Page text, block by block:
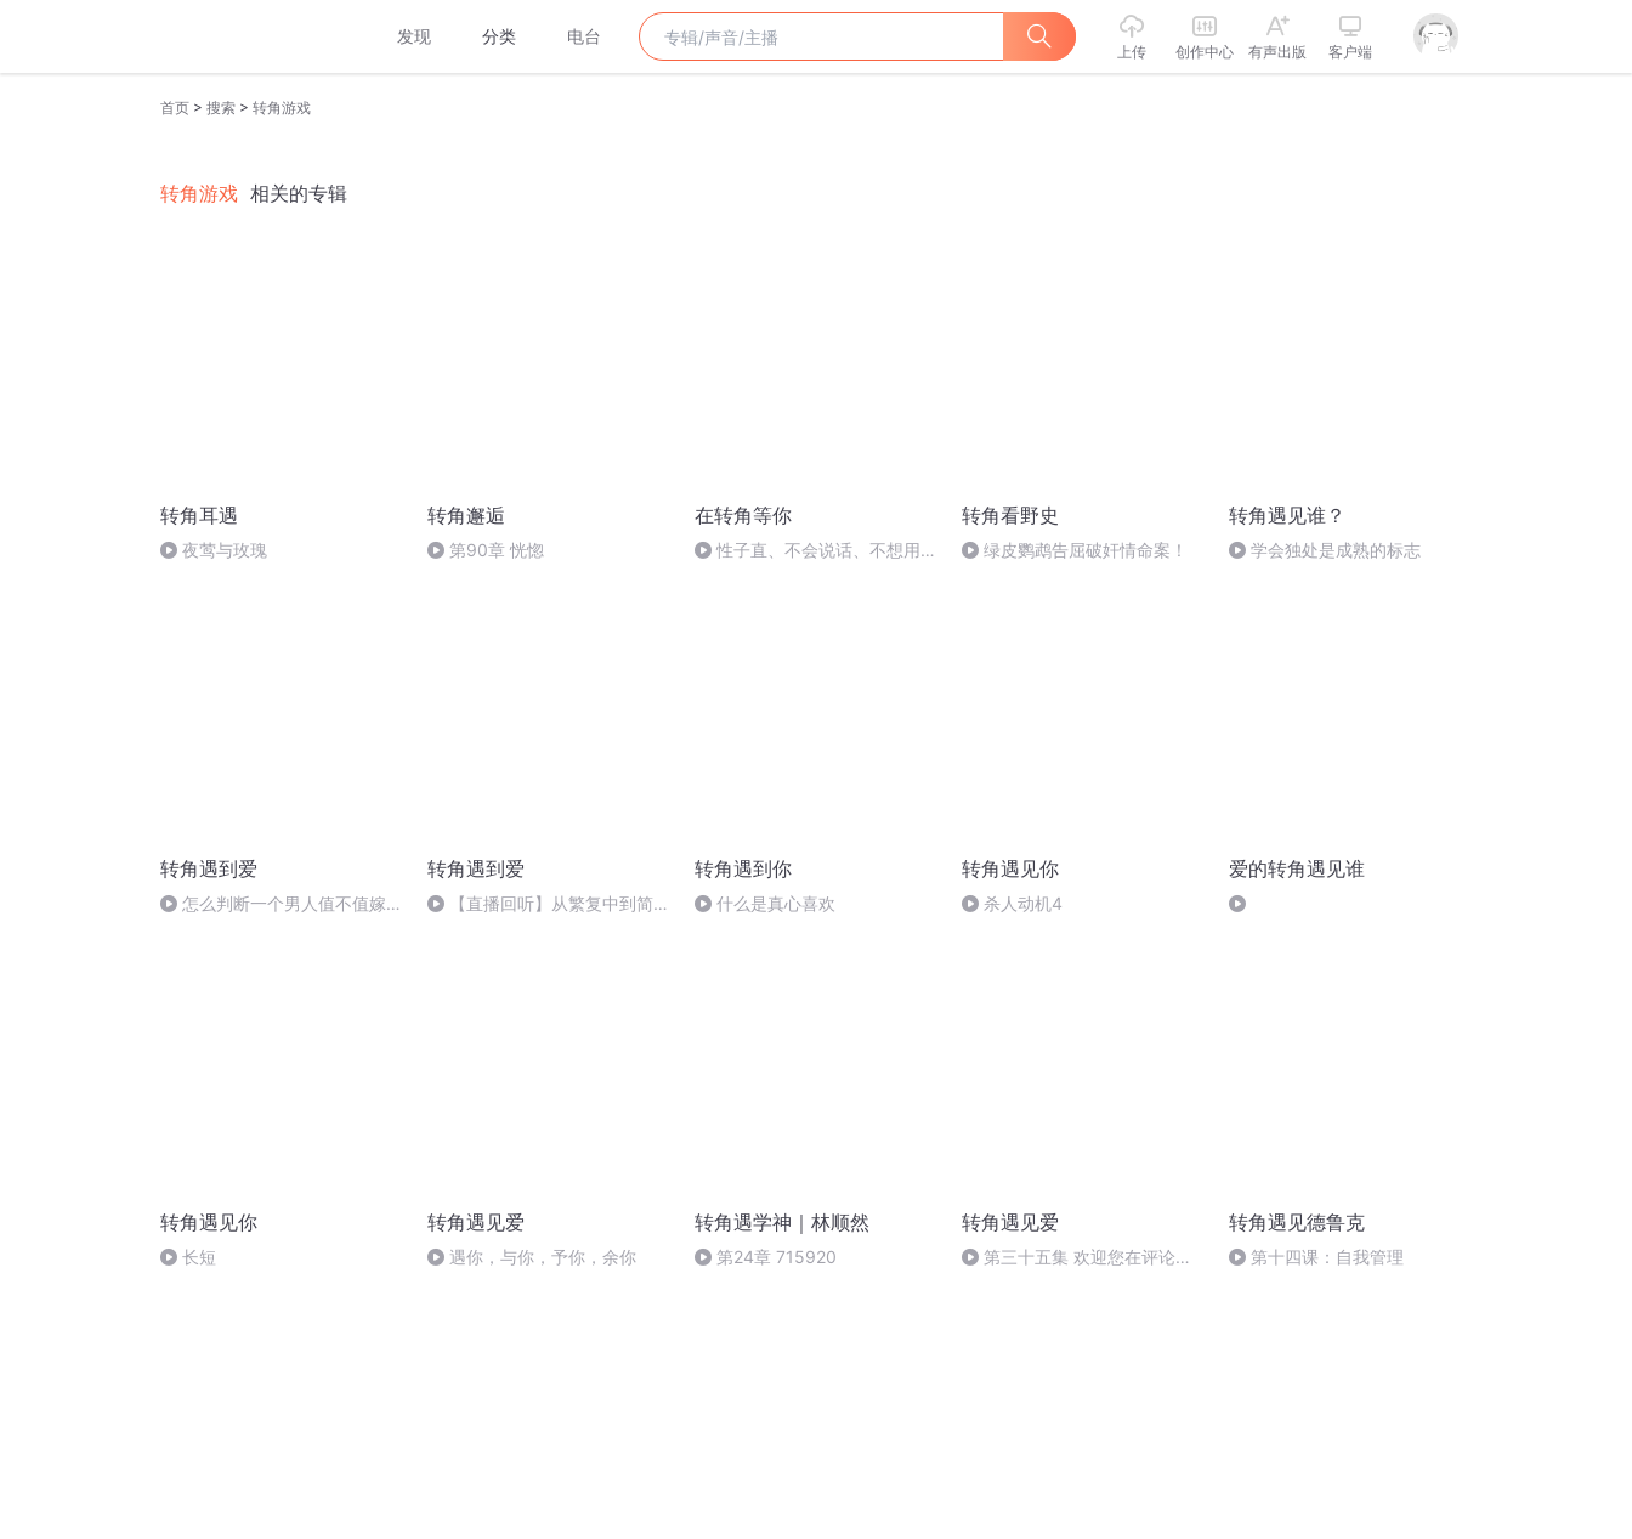
发现 分类 电台
上传 创作中心 有声出版 客户端
首页 > 搜索 > 转角游戏
转角游戏 相关的专辑
转角耳遇
夜莺与玫瑰
转角邂逅
第90章 恍惚
在转角等你
性子直、不会说话、不想用心
转角看野史
绿皮鹦鹉告屈破奸情命案！
转角遇见谁？
学会独处是成熟的标志
转角遇到爱
怎么判断一个男人值不值嫁
转角遇到爱
【直播回听】从繁复中到简单
转角遇到你
什么是真心喜欢
转角遇见你
杀人动机4
爱的转角遇见谁
转角遇见你
长短
转角遇见爱
遇你，与你，予你，余你
转角遇学神｜林顺然
第24章 715920
转角遇见爱
第三十五集 欢迎您在评论区
转角遇见德鲁克
第十四课：自我管理